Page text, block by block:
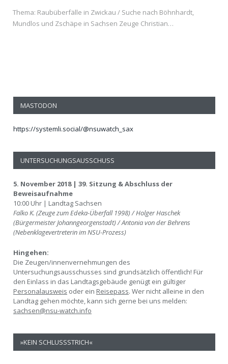
Thema: Raubüberfälle in Zwickau / Suche nach Böhnhardt,
Mundlos und Zschäpe in Sachsen Zeuge Christian…
MASTODON
https://systemli.social/@nsuwatch_sax
UNTERSUCHUNGSAUSSCHUSS
5. November 2018 | 39. Sitzung & Abschluss der
Beweisaufnahme
10:00 Uhr | Landtag Sachsen
Falko K. (Zeuge zum Edeka-Überfall 1998) / Holger Haschek
(Bürgermeister Johanngeorgenstadt) / Antonia von der Behrens
(Nebenklagevertreterin im NSU-Prozess)
Hingehen:
Die Zeugen/innenvernehmungen des
Untersuchungsausschusses sind grundsätzlich öffentlich! Für
den Einlass in das Landtagsgebäude genügt ein gültiger
Personalausweis oder ein Reisepass. Wer nicht alleine in den
Landtag gehen möchte, kann sich gerne bei uns melden:
sachsen@nsu-watch.info
»KEIN SCHLUSSSTRICH«